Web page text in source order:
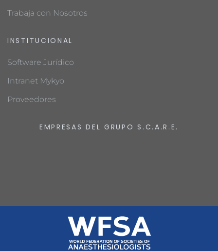
Trabaja con Nosotros
INSTITUCIONAL
Software Jurídico
Intranet Mykyo
Proveedores
EMPRESAS DEL GRUPO S.C.A.R.E.